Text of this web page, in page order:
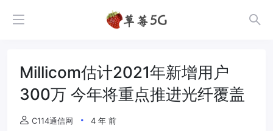
Millicom估计2021年新增用户
300万 今年将重点推进光纤覆盖
C114通信网 4 年 前